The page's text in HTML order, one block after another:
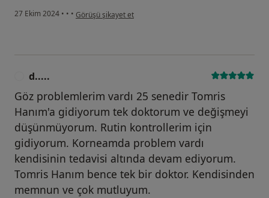
27 Ekim 2024 • • • kullanıcının görüşüne göre d....ö
Görüşü şikayet et
d.....
Göz problemlerim vardı 25 senedir Tomris
Hanım'a gidiyorum tek doktorum ve değişmeyi
düşünmüyorum. Rutin kontrollerim için
gidiyorum. Korneamda problem vardı
kendisinin tedavisi altında devam ediyorum.
Tomris Hanım bence tek bir doktor. Kendisinden
memnun ve çok mutluyum.